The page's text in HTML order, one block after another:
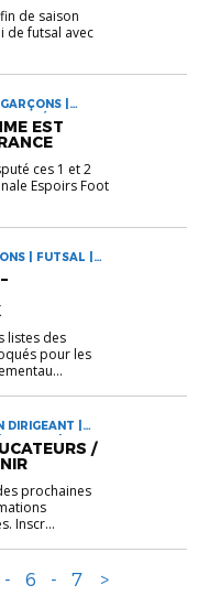
de saison
de futsal avec
|
EST
ces 1 et 2
Espoirs Foot
| FUTSAL |
listes des
pour les
|
FUTSAL |
/
prochaines
Inscr...
- 6 - 7 >